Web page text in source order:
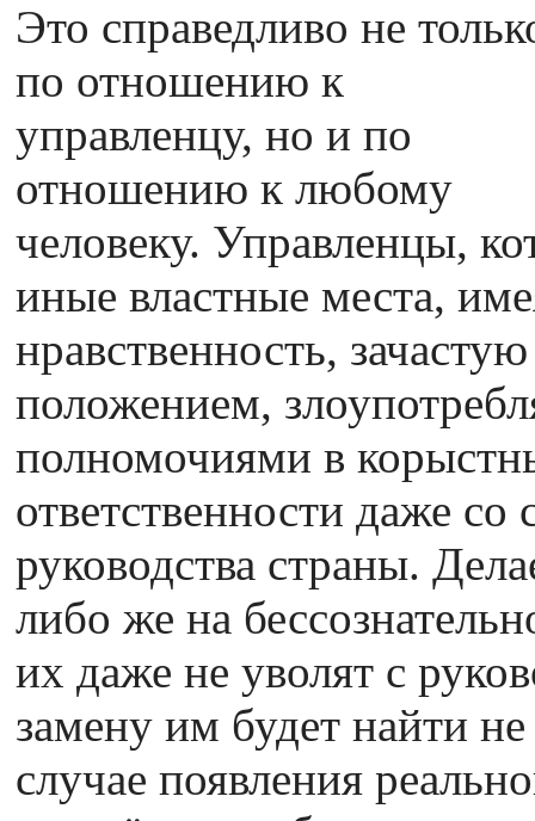
Это справедливо не
по отношению к
управленцу, но и по
отношению к любому
человеку. Управленцы,
иные властные места,
нравственность,
положением,
полномочиями в
ответственности даже
руководства страны.
либо же на
их даже не уволят с
замену им будет найти
случае появления